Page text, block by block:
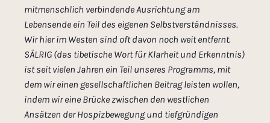
mitmenschlich verbindende Ausrichtung am
Lebensende ein Teil des eigenen Selbstverständnisses.
Wir hier im Westen sind oft davon noch weit entfernt.
SÄLRIG (das tibetische Wort für Klarheit und Erkenntnis)
ist seit vielen Jahren ein Teil unseres Programms, mit
dem wir einen gesellschaftlichen Beitrag leisten wollen,
indem wir eine Brücke zwischen den westlichen
Ansätzen der Hospizbewegung und tiefgründigen